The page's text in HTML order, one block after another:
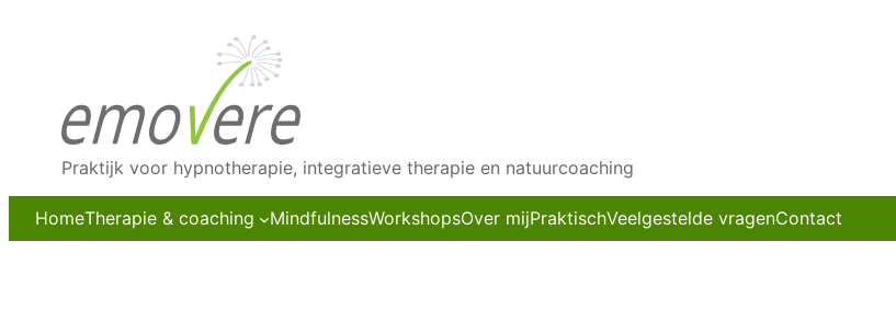
Praktijk voor hypnotherapie, integratieve therapie en natuurcoaching
HomeTherapie & coaching MindfulnessWorkshopsOver mijPraktischVeelgestelde vragenContact